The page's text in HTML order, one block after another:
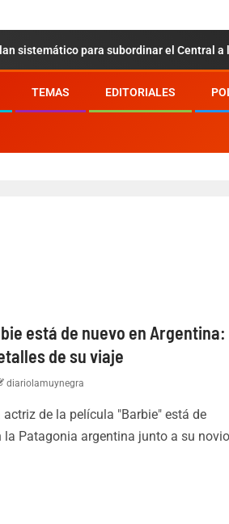
sistemático para subordinar el Central a
TEMAS EDITORIALES
está de nuevo en Argentina:
de su viaje
diariolamuynegra
de la película "Barbie" está de
la Patagonia argentina junto a su